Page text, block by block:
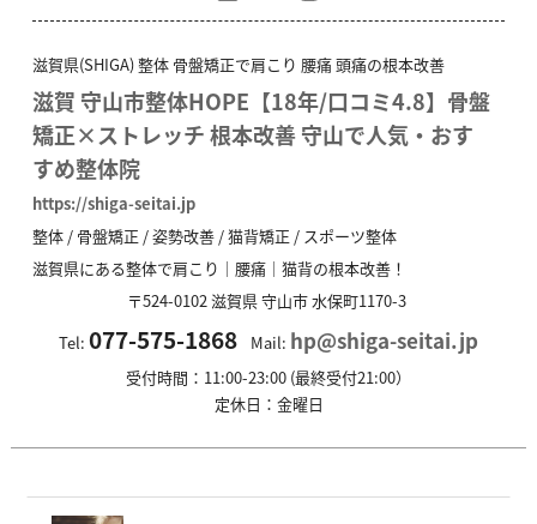
滋賀県(SHIGA) 整体 骨盤矯正で肩こり 腰痛 頭痛の根本改善
滋賀 守山市整体HOPE【18年/口コミ4.8】骨盤
矯正×ストレッチ 根本改善 守山で人気・おす
すめ整体院
https://shiga-seitai.jp
整体 / 骨盤矯正 / 姿勢改善 / 猫背矯正 / スポーツ整体
滋賀県にある整体で肩こり｜腰痛｜猫背の根本改善！
〒524-0102滋賀県守山市水保町1170-3
Tel:077-575-1868 Mail: hp@shiga-seitai.jp
受付時間：11:00-23:00 (最終受付21:00）
定休日：金曜日